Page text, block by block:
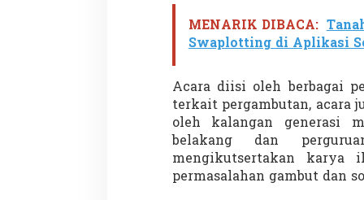
b
u
t
d
o
n
e
s
i
a
MENARIK DIBACA:
Swaplotting di Aplikasi
Acara diisi oleh berbagai
terkait pergambutan, acara
oleh kalangan generasi
belakang dan
mengikutsertakan karya
permasalahan gambut dan